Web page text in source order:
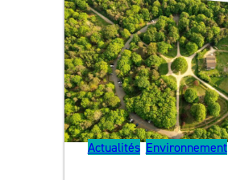
Actualités, Environnement